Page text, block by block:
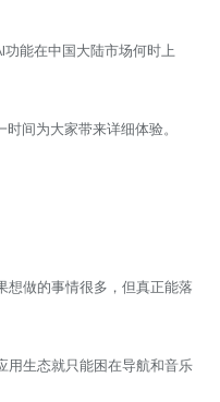
能在中国大陆市场何时上
间为大家带来详细体验。
想做的事情很多，但真正能落
用生态就只能困在导航和音乐